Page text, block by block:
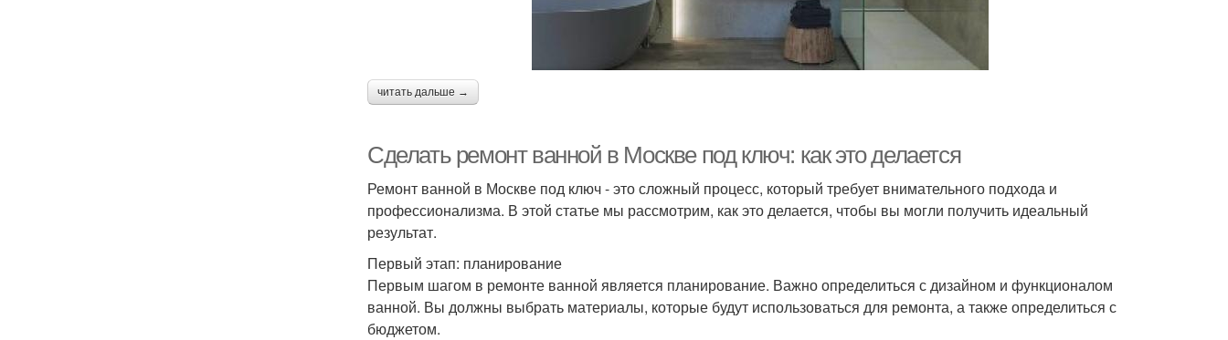
читать дальше →
Сделать ремонт ванной в Москве под ключ: как это делается
Ремонт ванной в Москве под ключ - это сложный процесс, который требует внимательного подхода и
профессионализма. В этой статье мы рассмотрим, как это делается, чтобы вы могли получить идеальный
результат.
Первый этап: планирование
Первым шагом в ремонте ванной является планирование. Важно определиться с дизайном и функционалом
ванной. Вы должны выбрать материалы, которые будут использоваться для ремонта, а также определиться с
бюджетом.